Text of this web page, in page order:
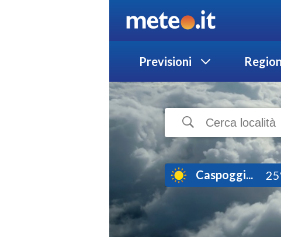
Previsioni
Caspoggi...